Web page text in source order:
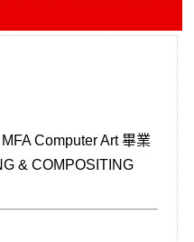
Computer Art 畢業
& COMPOSITING